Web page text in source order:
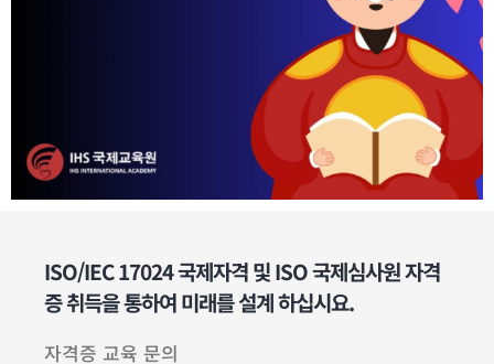
ISO/IEC 17024 국제자격 및 ISO 국제심사원 자격
증 취득을 통하여 미래를 설계 하십시요.
자격증 교육 문의